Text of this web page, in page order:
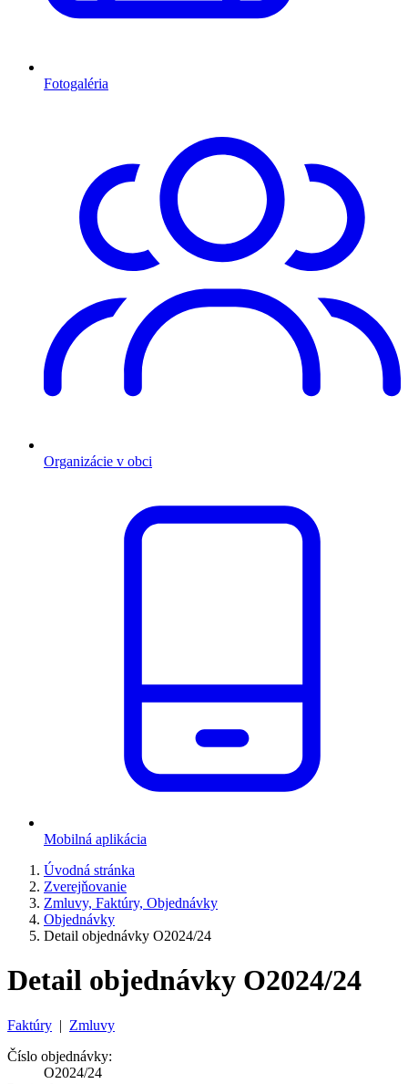
Fotogaléria
Organizácie v obci
Mobilná aplikácia
Úvodná stránka
Zverejňovanie
Zmluvy, Faktúry, Objednávky
Objednávky
Detail objednávky O2024/24
Detail objednávky O2024/24
Faktúry | Zmluvy
Číslo objednávky:
O2024/24